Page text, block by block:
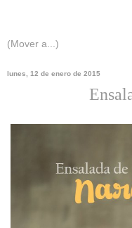
lunes, 12 de enero de 2015